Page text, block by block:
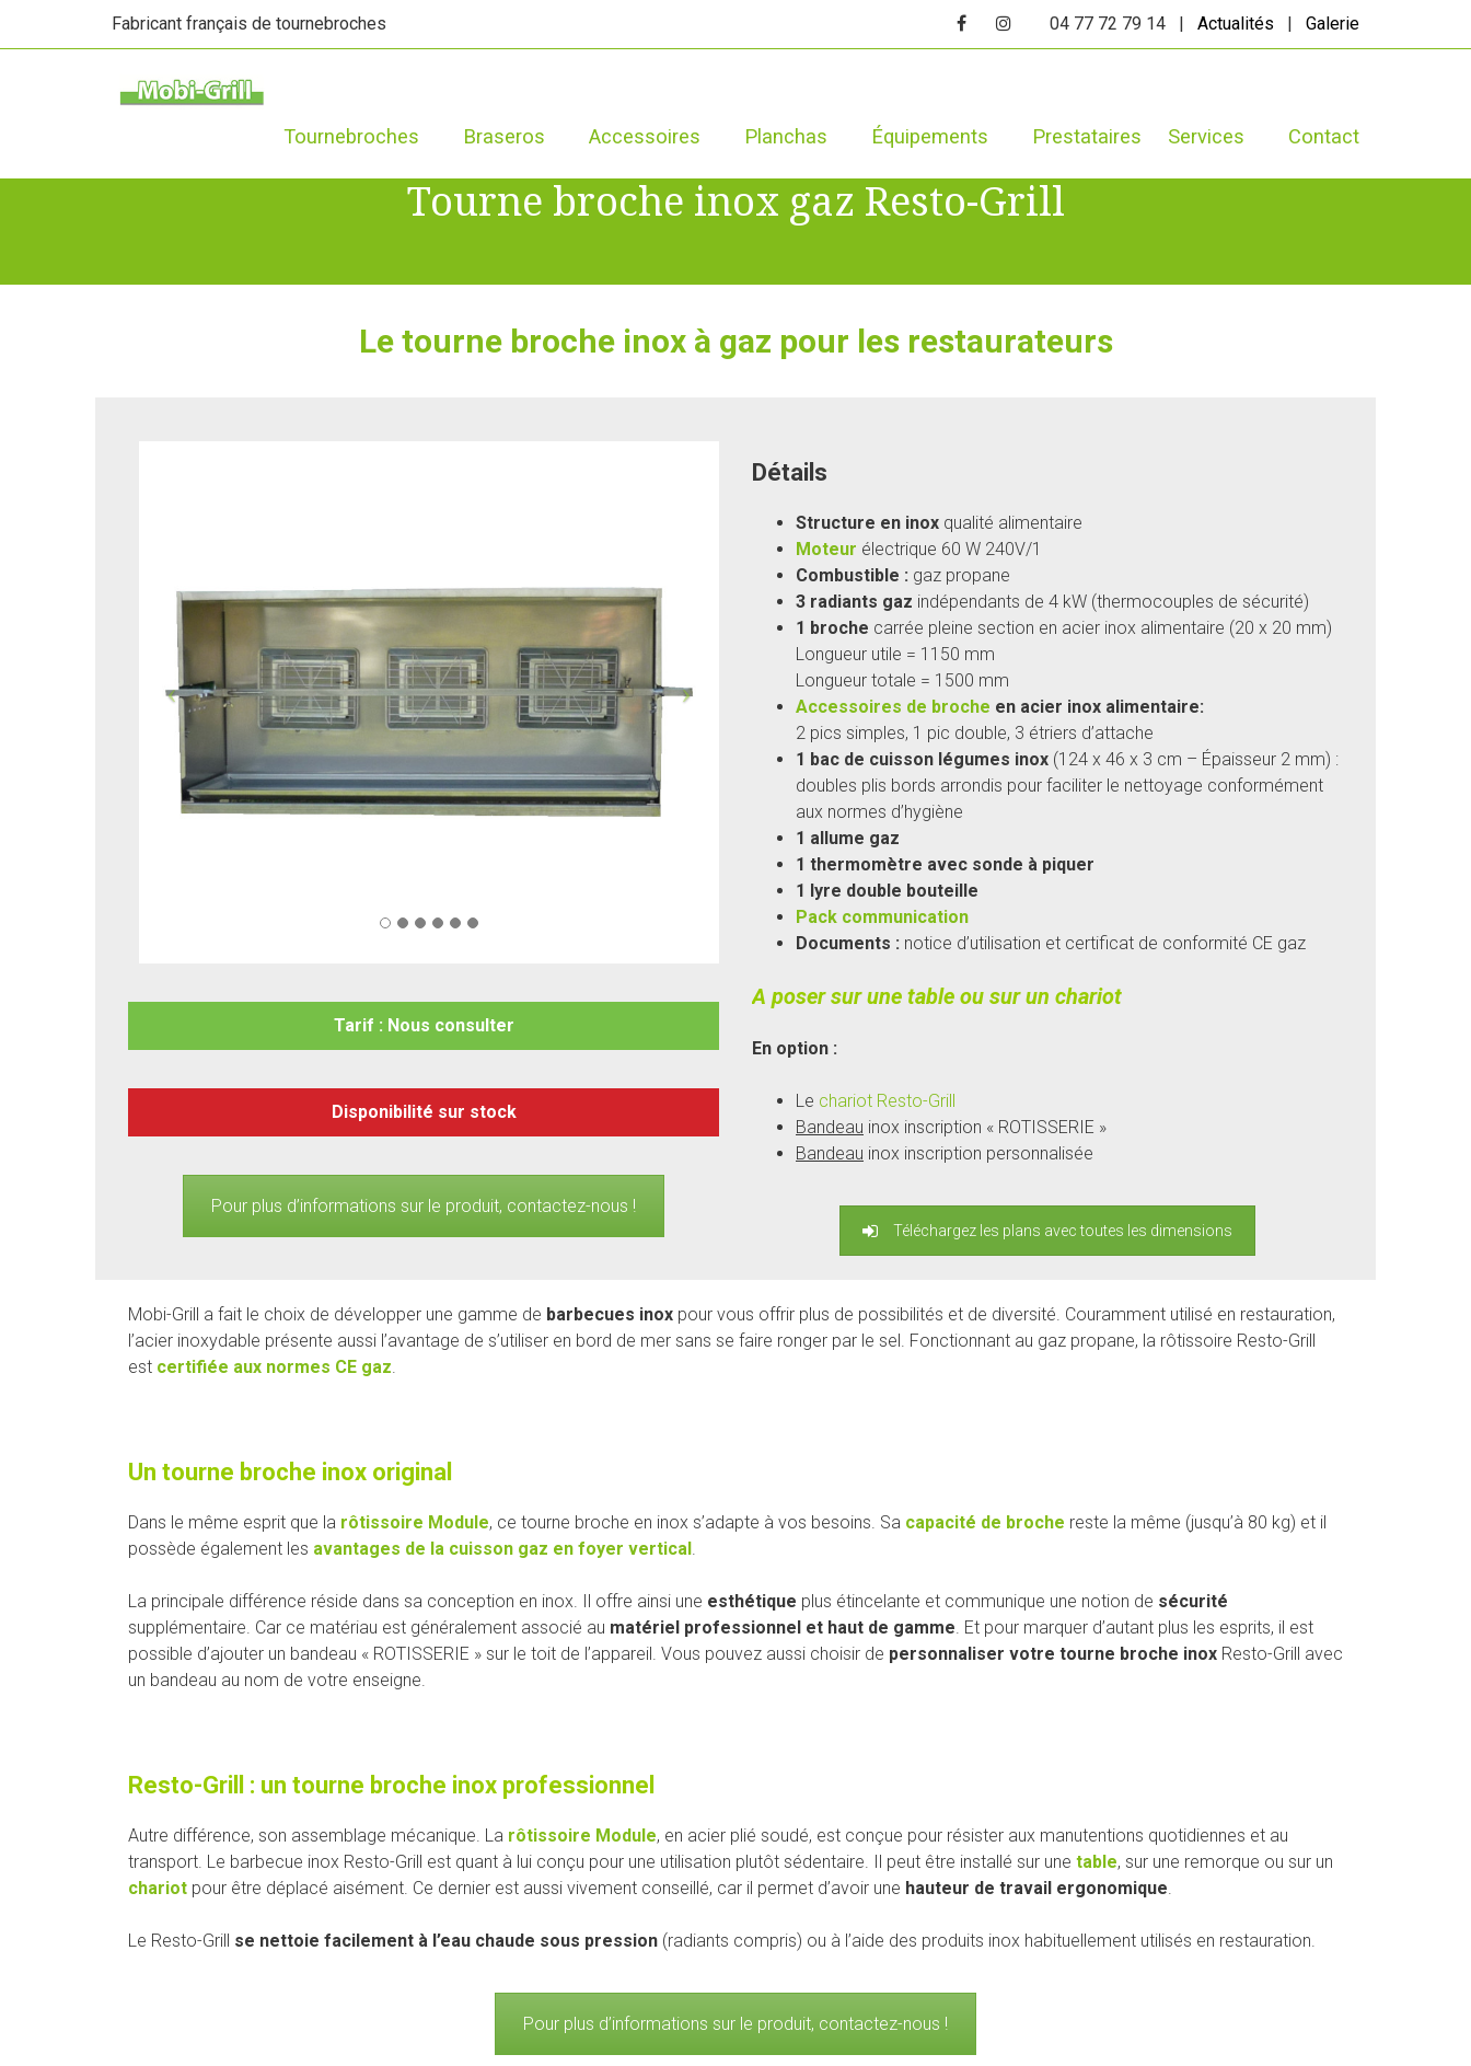
Fabricant français de tournebroches 04 77 72 79 14 | Actualités | Galerie
Tournebroches Braseros Accessoires Planchas Équipements Prestataires Services Contact
Tourne broche inox gaz Resto-Grill
Le tourne broche inoxà gaz pour les restaurateurs
Tarif : Nous consulter
Disponibilité sur stock
Pour plus d’informations sur le produit, contactez-nous !
Détails
Structure en inox qualité alimentaire
Moteur électrique 60 W 240V/1
Combustible : gaz propane
3 radiants gaz indépendants de 4 kW (thermocouples de sécurité)
1 broche carrée pleine section en acier inox alimentaire (20 x 20 mm)
Longueur utile = 1150 mm
Longueur totale = 1500 mm
Accessoires de broche en acier inox alimentaire:
2 pics simples, 1 pic double, 3 étriers d’attache
1 bac de cuisson légumes inox (124 x 46 x 3 cm – Épaisseur 2 mm) :
doubles plis bords arrondis pour faciliter le nettoyage conformément
aux normes d’hygiène
1 allume gaz
1 thermomètre avec sonde à piquer
1 lyre double bouteille
Pack communication
Documents : notice d’utilisation et certificat de conformité CE gaz
A poser sur une table ou sur un chariot
En option :
Le chariot Resto-Grill
Bandeau inox inscription « ROTISSERIE »
Bandeau inox inscription personnalisée
Téléchargez les plans avec toutes les dimensions
Mobi-Grill a fait le choix de développer une gamme de barbecues inox pour vous offrir plus de possibilités et de diversité. Couramment utilisé en restauration,
l’acier inoxydable présente aussi l’avantage de s’utiliser en bord de mer sans se faire ronger par le sel. Fonctionnant au gaz propane, la rôtissoire Resto-Grill
est certifiée aux normes CE gaz
Un tourne broche inox original
Dans le même esprit que la rôtissoire Module, ce tourne broche en inox s’adapte à vos besoins. Sa capacité de broche reste la même (jusqu’à 80 kg) et il
possède également les avantages de la cuisson gaz en foyer vertical
La principale différence réside dans sa conception en inox. Il offre ainsi une esthétique plus étincelante et communique une notion de sécurité
supplémentaire. Car ce matériau est généralement associé au matériel professionnel et haut de gamme . Et pour marquer d’autant plus les esprits, il est
possible d’ajouter un bandeau « ROTISSERIE » sur le toit de l’appareil. Vous pouvez aussi choisir de personnaliser votre tourne broche inox Resto-Grill avec
un bandeau au nom de votre enseigne.
Resto-Grill : un tourne broche inox professionnel
Autre différence, son assemblage mécanique. La rôtissoire Module, en acier plié soudé, est conçue pour résister aux manutentions quotidiennes et au
transport. Le barbecue inox Resto-Grill est quant à lui conçu pour une utilisation plutôt sédentaire. Il peut être installé sur une table, sur une remorque ou sur un
chariot pour être déplacé aisément. Ce dernier est aussi vivement conseillé, car il permet d’avoir une hauteur de travail ergonomique
Le Resto-Grill se nettoie facilement à l’eau chaude sous pression (radiants compris) ou à l’aide des produits inox habituellement utilisés en restauration.
Pour plus d’informations sur le produit, contactez-nous !